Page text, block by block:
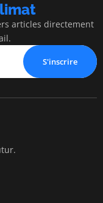
articles directement
S'inscrire